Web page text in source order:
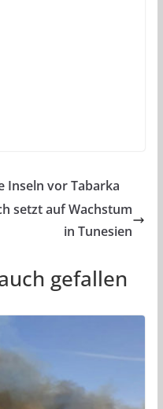
Inseln vor Tabarka
setzt auf Wachstum
in Tunesien
gefallen